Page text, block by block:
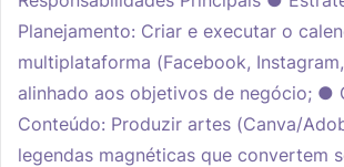
Planejamento: Criar e executar o
multiplataforma (Facebook,
alinhado aos objetivos de negócio; ●
Conteúdo: Produzir artes (Canva/
legendas magnéticas que convertem